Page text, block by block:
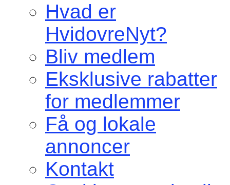
Hvad er
HvidovreNyt?
Bliv medlem
Eksklusive rabatter
for medlemmer
Få og lokale
annoncer
Kontakt